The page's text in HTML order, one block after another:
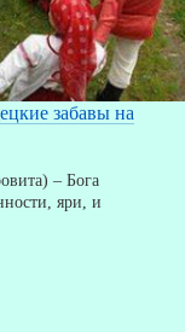
забавы на
– Бога
яри, и